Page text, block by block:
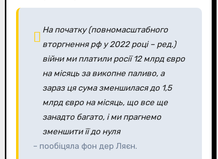
На початку (повномасштабного
вторгнення рф у 2022 році – ред.)
війни ми платили росії 12 млрд євро
на місяць за викопне паливо, а
зараз ця сума зменшилася до 1,5
млрд євро на місяць, що все ще
занадто багато, і ми прагнемо
зменшити її до нуля
– пообіцяла фон дер Ляєн.